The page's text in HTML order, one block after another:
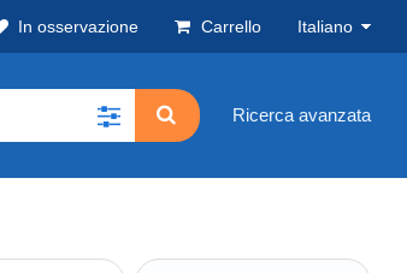
In osservazione Carrello Italiano
Ricerca avanzata